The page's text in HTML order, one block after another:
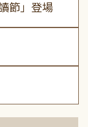
節」登場